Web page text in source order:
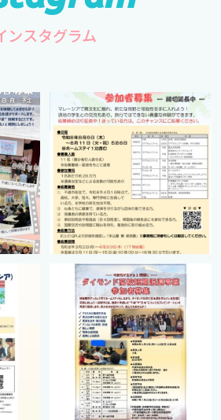
ンスタグラム
cts.international.friendship
4月 16
cts.international.friendship
8月 12